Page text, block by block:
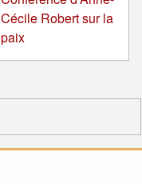
Cécile Robert sur la
paix